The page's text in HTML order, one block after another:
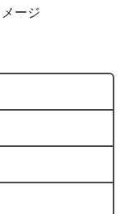
ージ